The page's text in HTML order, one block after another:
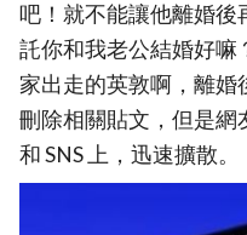
吧！就不能讓他離婚後
託你和我老公結婚好嘛
家出走的英敦啊，離婚
刪除相關貼文，但是網
和 SNS 上，迅速擴散。